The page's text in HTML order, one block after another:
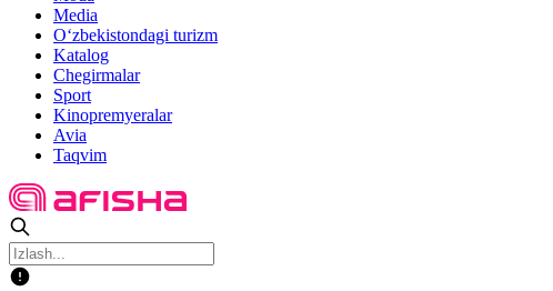
Media
O‘zbekistondagi turizm
Katalog
Chegirmalar
Sport
Kinopremyeralar
Avia
Taqvim